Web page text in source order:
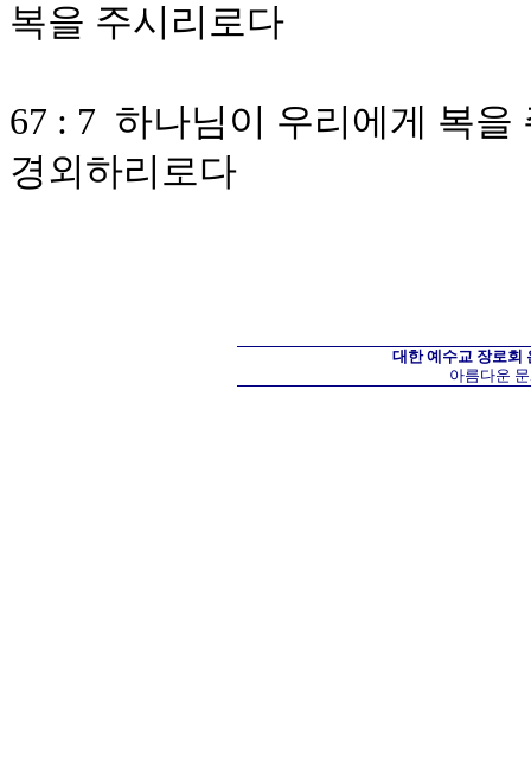
복을 주시리로다
67 : 7 하나님이 우리에게 복
경외하리로다
대한 예수교 장로회
아름다운